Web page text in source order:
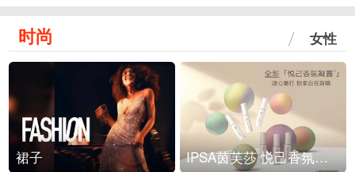
时尚 女性
裙子 IPSA茵芙莎 悦己香氛凝露上市